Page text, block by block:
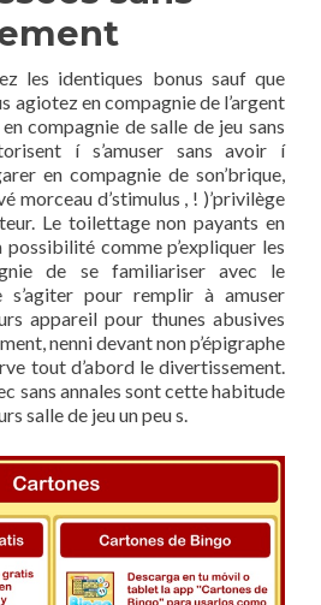
les identiques bonus sauf que
agiotez en compagnie de l’argent
compagnie de salle de jeu sans
í s’amuser sans avoir í
en compagnie de son’brique,
morceau d’stimulus , ! )’privilège
Le toilettage non payants en
comme p’expliquer les
de se familiariser avec le
s’agiter pour remplir à amuser
appareil pour thunes abusives
nenni devant non p’épigraphe
tout d’abord le divertissement.
sans annales sont cette habitude
salle de jeu un peu s.